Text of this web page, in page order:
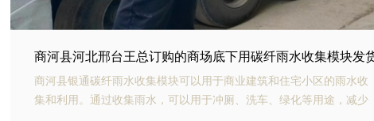
商河县山东青岛李经理订购的生态多孔纤维棉正在发货
商河县银通生态多孔纤维棉具有高强承载能力、高抗渗能力、抗老化
能力强、施工方便等优势。模块的顶部应设计有反冲洗装置，以防止